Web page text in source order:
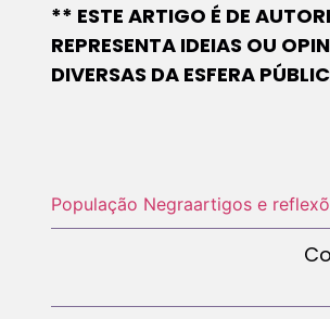
** ESTE ARTIGO É DE
REPRESENTA IDEIAS OU
DIVERSAS DA ESFERA
População Negraartigos e